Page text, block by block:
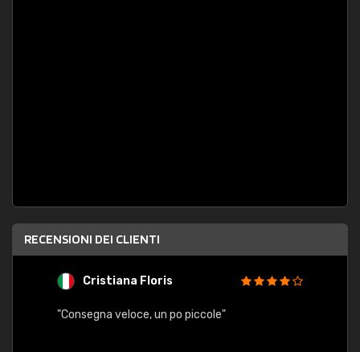
RECENSIONI DEI CLIENTI
Cristiana Floris
"Consegna veloce, un po piccole"